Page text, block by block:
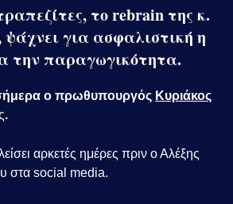
το rebrain της κ.
για ασφαλιστική η
την παραγωγικότητα.
σήμερα ο πρωθυπουργός Κυριάκος
.
αρκετές ημέρες πριν ο Αλέξης
στα social media.